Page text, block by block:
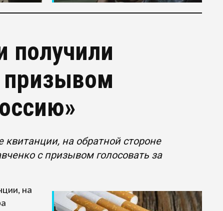
получили
призывом
на обратной стороне
с призывом голосовать за
на